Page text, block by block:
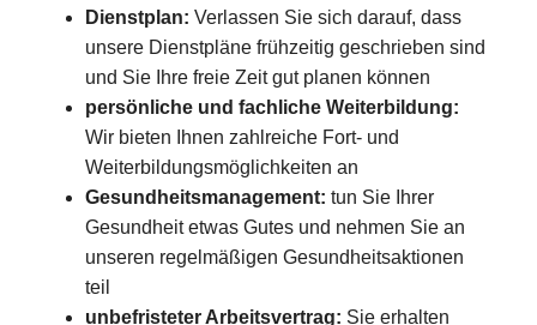
Dienstplan: Verlassen Sie sich darauf, dass
unsere Dienstpläne frühzeitig geschrieben sind
und Sie Ihre freie Zeit gut planen können
persönliche und fachliche Weiterbildung:
Wir bieten Ihnen zahlreiche Fort- und
Weiterbildungsmöglichkeiten an
Gesundheitsmanagement: tun Sie Ihrer
Gesundheit etwas Gutes und nehmen Sie an
unseren regelmäßigen Gesundheitsaktionen
teil
unbefristeter Arbeitsvertrag: Sie erhalten